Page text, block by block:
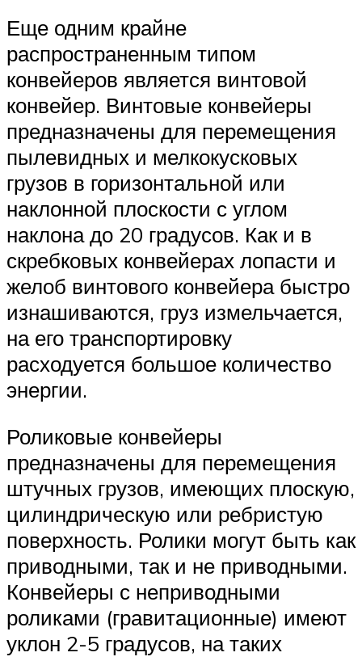
Еще одним крайне
распространенным типом
конвейеров является винтовой
конвейер. Винтовые конвейеры
предназначены для перемещения
пылевидных и мелкокусковых
грузов в горизонтальной или
наклонной плоскости с углом
наклона до 20 градусов. Как и в
скребковых конвейерах лопасти и
желоб винтового конвейера быстро
изнашиваются, груз измельчается,
на его транспортировку
расходуется большое количество
энергии.
Роликовые конвейеры
предназначены для перемещения
штучных грузов, имеющих плоскую,
цилиндрическую или ребристую
поверхность. Ролики могут быть как
приводными, так и не приводными.
Конвейеры с неприводными
роликами (гравитационные) имеют
уклон 2-5 градусов, на таких